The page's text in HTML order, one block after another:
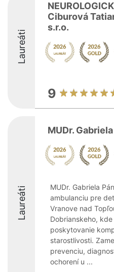
Laureáti
Ciburová
s.r.o.
9
Laureáti
MUDr.
MUDr. Gabriela
ambulanciu pre
Vranove nad
Dobrianskeho,
poskytovanie
starostlivosti.
prevenciu,
ochorení u ...